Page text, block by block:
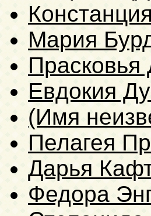
Мария
Евдокия
(Имя
Пелагея
Дарья
Федора